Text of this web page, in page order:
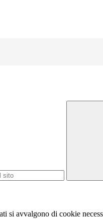
si avvalgono di cookie